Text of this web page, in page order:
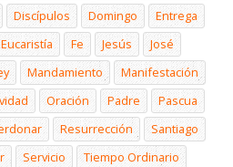
Discípulos Domingo
Entrega
Eucaristía Fe Jesús
José
Mandamiento
Manifestación
Oración Padre
Pascua
Resurrección
Santiago
Servicio
Tiempo Ordinario